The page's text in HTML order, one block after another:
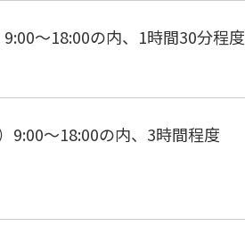
～18:00の内、1時間30分程度
9:00～18:00の内、3時間程度